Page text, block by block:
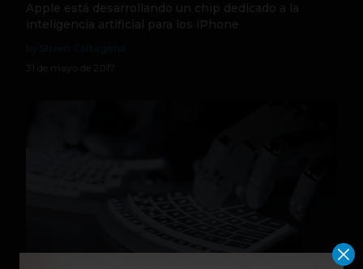
Apple está desarrollando un chip dedicado a la
inteligencia artificial para los iPhone
31 de mayo de 2017